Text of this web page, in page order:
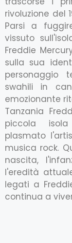
rivoluzione del
Parsi a
vissuto
Freddie
sulla sua
personaggio
swahili in
emozionante
Tanzania
piccola
plasmato
musica rock.
nascita,
l'eredità
legati a
continua a